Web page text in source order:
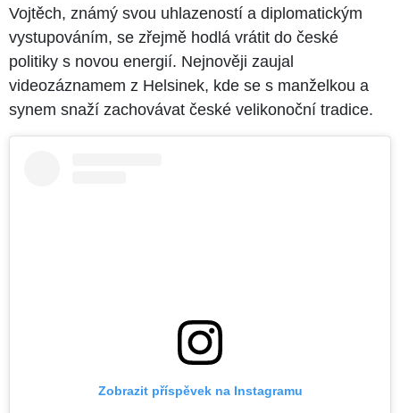
Vojtěch, známý svou uhlazeností a diplomatickým
vystupováním, se zřejmě hodlá vrátit do české
politiky s novou energií. Nejnověji zaujal
videozáznamem z Helsinek, kde se s manželkou a
synem snaží zachovávat české velikonoční tradice.
Zobrazit příspěvek na Instagramu